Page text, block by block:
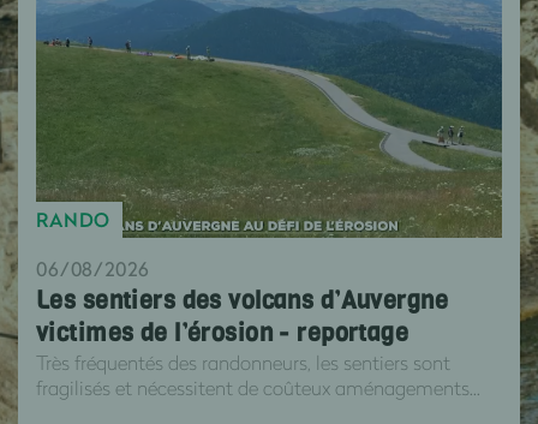
RANDO
06/08/2026
Les sentiers des volcans d’Auvergne
victimes de l’érosion - reportage
Très fréquentés des randonneurs, les sentiers sont
fragilisés et nécessitent de coûteux aménagements...